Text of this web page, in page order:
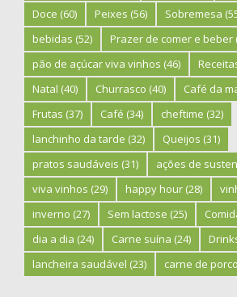
Doce (60) Peixes (56) Sobremesa
bebidas (52) Prazer de comer e beber
pão de açúcar viva vinhos (46)
Natal (40) Churrasco (40) Café da
Frutas (37) Café (34) cheftime (32)
lanchinho da tarde (32) Queijos (31)
pratos saudáveis (31) ações de
viva vinhos (29) happy hour (28)
inverno (27) Sem lactose (25)
dia a dia (24) Carne suína (24)
lancheira saudável (23) carne de porco